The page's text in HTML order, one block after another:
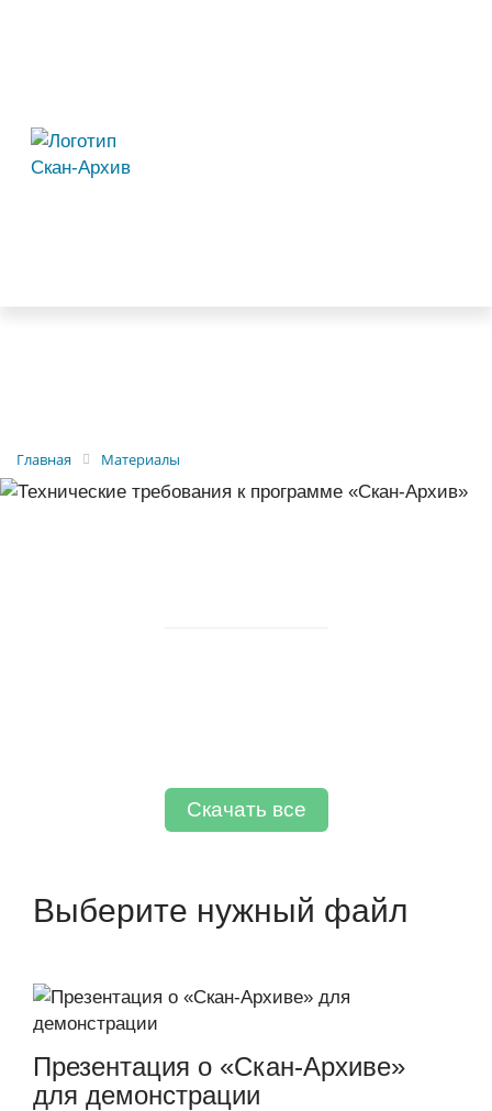
Главная Материалы
Скачать все
Выберите нужный файл
Презентация о «Скан-Архиве»
для демонстрации